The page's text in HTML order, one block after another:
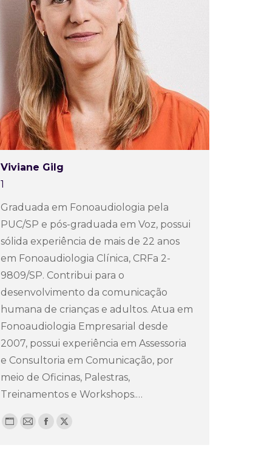
Viviane Gilg
1
Graduada em Fonoaudiologia pela
PUC/SP e pós-graduada em Voz, possui
sólida experiência de mais de 22 anos
em Fonoaudiologia Clínica, CRFa 2-
9809/SP. Contribui para o
desenvolvimento da comunicação
humana de crianças e adultos. Atua em
Fonoaudiologia Empresarial desde
2007, possui experiência em Assessoria
e Consultoria em Comunicação, por
meio de Oficinas, Palestras,
Treinamentos e Workshops.…
Blog
E-
Facebook
X